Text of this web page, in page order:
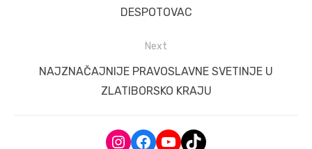
DESPOTOVAC
Next
NextNAJZNAČAJNIJE PRAVOSLAVNE SVETINJE U
ZLATIBORSKO KRAJU
Instagram
Facebook
YouTube
TikTok